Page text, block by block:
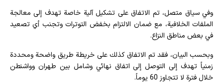
وفي سياق متصل، تم الاتفاق على تشكيل آلية خاصة تهدف إلى معالجة
الملفات الخلافية، مع ضمان الالتزام بخفض التوترات وتجنب أي تصعيد
في بعض مناطق النزاع.
وبحسب البيان، فقد تم الاتفاق كذلك على خريطة طريق واضحة ومحددة
زمنياً تهدف إلى التوصل إلى اتفاق نهائي وشامل بين طهران وواشنطن
خلال فترة لا تتجاوز 60 يوماً.